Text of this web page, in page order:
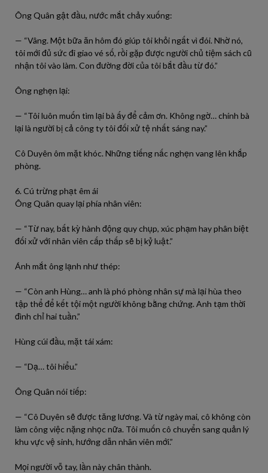
Ông Quân gật đầu, nước mắt chảy xuống:
— “Vâng. Một bữa ăn hôm đó giúp tôi khỏi ngất vì đói. Nhờ nó,
tôi mới đủ sức đi giao vé số, rồi gặp được người chủ tiệm sách cũ
nhận tôi vào làm. Con đường đời của tôi bắt đầu từ đó.”
Ông nghẹn lại:
— “Tôi luôn muốn tìm lại bà ấy để cảm ơn. Không ngờ… chính bà
lại là người bị cả công ty tôi đối xử tệ nhất sáng nay.”
Cô Duyên ôm mặt khóc. Những tiếng nấc nghẹn vang lên khắp
phòng.
6. Cú trừng phạt êm ái
Ông Quân quay lại phía nhân viên:
— “Từ nay, bất kỳ hành động quy chụp, xúc phạm hay phân biệt
đối xử với nhân viên cấp thấp sẽ bị kỷ luật.”
Ánh mắt ông lạnh như thép:
— “Còn anh Hùng… anh là phó phòng nhân sự mà lại hùa theo
tập thể để kết tội một người không bằng chứng. Anh tạm thời
đình chỉ hai tuần.”
Hùng cúi đầu, mặt tái xám:
— “Dạ… tôi hiểu.”
Ông Quân nói tiếp:
— “Cô Duyên sẽ được tăng lương. Và từ ngày mai, cô không còn
làm công việc nặng nhọc nữa. Tôi muốn cô chuyển sang quản lý
khu vực vệ sinh, hướng dẫn nhân viên mới.”
Mọi người vỗ tay, lần này chân thành.